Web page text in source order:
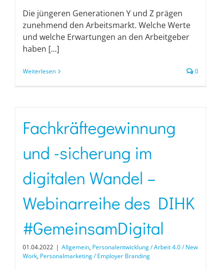
Die jüngeren Generationen Y und Z prägen
zunehmend den Arbeitsmarkt. Welche Werte
und welche Erwartungen an den Arbeitgeber
haben [...]
Weiterlesen 0
Fachkräftegewinnung
und -sicherung im
digitalen Wandel –
Webinarreihe des DIHK
#GemeinsamDigital
01.04.2022 | Allgemein, Personalentwicklung / Arbeit 4.0 / New
Work, Personalmarketing / Employer Branding